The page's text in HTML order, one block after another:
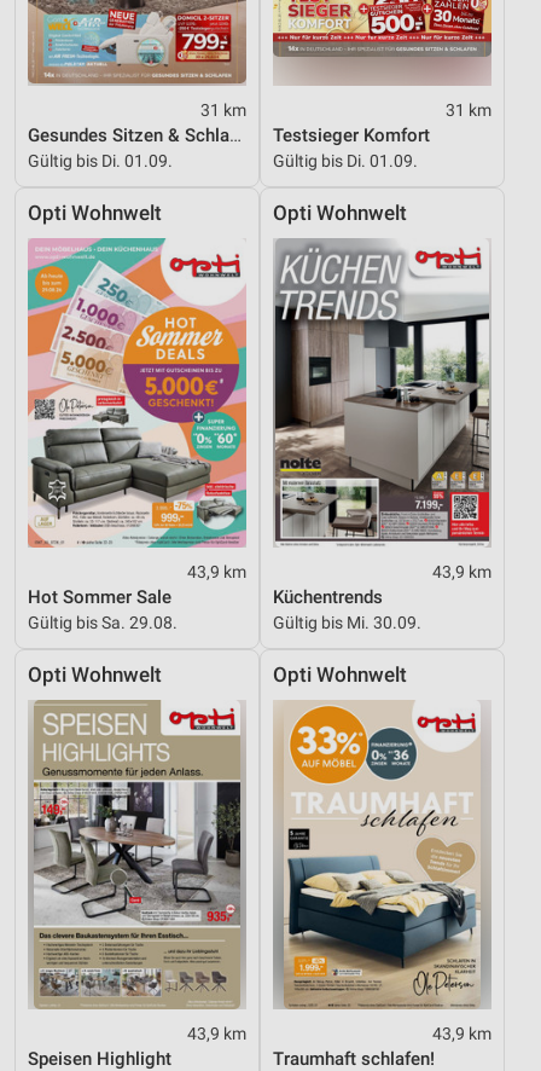
31 km
Gesundes Sitzen & Schlafen
Gültig bis Di. 01.09.
31 km
Testsieger Komfort
Gültig bis Di. 01.09.
Opti Wohnwelt
43,9 km
Hot Sommer Sale
Gültig bis Sa. 29.08.
Opti Wohnwelt
43,9 km
Küchentrends
Gültig bis Mi. 30.09.
Opti Wohnwelt
43,9 km
Speisen Highlight
Opti Wohnwelt
43,9 km
Traumhaft schlafen!